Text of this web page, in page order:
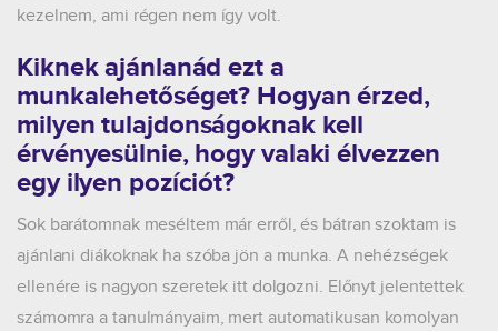
kezelnem, ami régen nem így volt.
Kiknek ajánlanád ezt a
munkalehetőséget? Hogyan érzed,
milyen tulajdonságoknak kell
érvényesülnie, hogy valaki élvezzen
egy ilyen pozíciót?
Sok barátomnak meséltem már erről, és bátran szoktam is
ajánlani diákoknak ha szóba jön a munka. A nehézségek
ellenére is nagyon szeretek itt dolgozni. Előnyt jelentettek
számomra a tanulmányaim, mert automatikusan komolyan